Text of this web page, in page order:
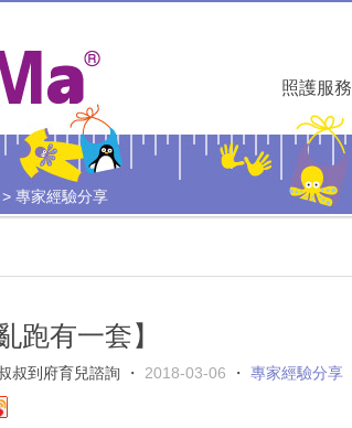
照護服務
> 專家經驗分享
跑有一套】
叔到府育兒諮詢 ・ 2018-03-06 ・ 專家經驗分享